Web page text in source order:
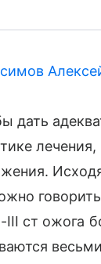
дать
III ст ожога